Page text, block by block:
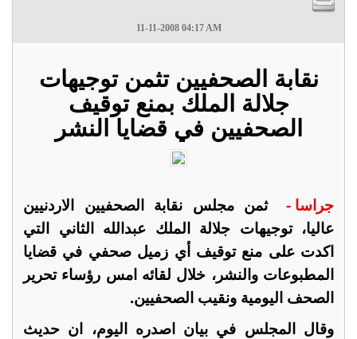
11-11-2008 04:17 AM
نقابة الصحفيين تثمن توجيهات
جلالة الملك بمنع توقيف
الصحفيين في قضايا النشر
جراسا -
ثمن مجلس نقابة الصحفيين الاردنيين
عاليا، توجيهات جلالة الملك عبدالله الثاني التي
اكدت على منع توقيف أي زميل صحفي في قضايا
المطبوعات والنشر، خلال لقائه امس رؤساء تحرير
الصحف اليومية ونقيب الصحفيين.
وقال المجلس في بيان اصدره اليوم، ان حديث